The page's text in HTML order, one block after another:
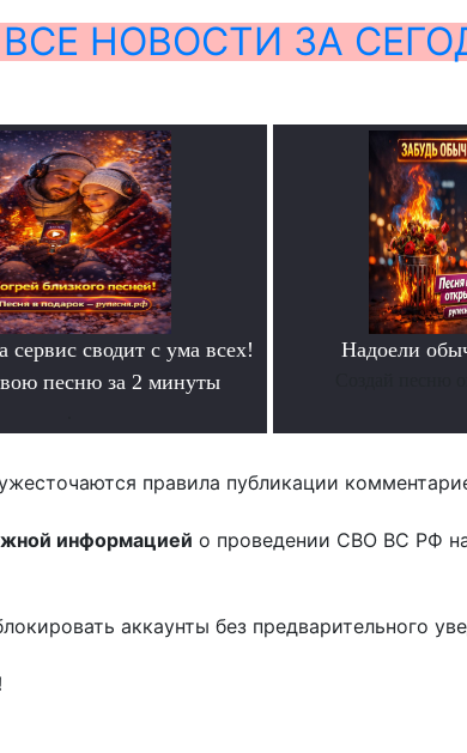
ВСЕ НОВОСТИ ЗА
сервис сводит с ума всех!
песню за 2 минуты
Надоели
правила публикации
информацией о проведении СВО ВС РФ
аккаунты без предварительного